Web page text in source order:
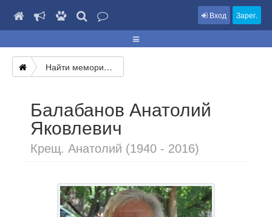
Вход Зарег.
Найти мемориал
Балабанов Анатолий
Яковлевич
Крещ. Анатолий (1940 - 2016)